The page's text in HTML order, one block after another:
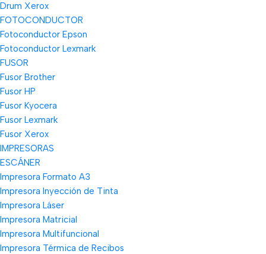
Drum Xerox
FOTOCONDUCTOR
Fotoconductor Epson
Fotoconductor Lexmark
FUSOR
Fusor Brother
Fusor HP
Fusor Kyocera
Fusor Lexmark
Fusor Xerox
IMPRESORAS
ESCÁNER
Impresora Formato A3
Impresora Inyección de Tinta
Impresora Láser
Impresora Matricial
Impresora Multifuncional
Impresora Térmica de Recibos